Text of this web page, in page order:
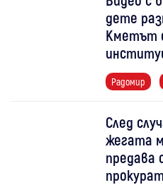
дете
Кметът
Радомир
След
жегата
предава